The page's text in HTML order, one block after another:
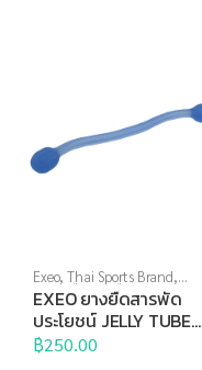
Exeo,Thai Sports Brand,
บริหารมือ,ยางยืด,สร้างกล้าม
เนื้อ,อุปกรณ์คลายกล้ามเนื้อ
อุปกรณ์บริหารกาย, อุปกรณ์ยืด
เหยียด,อุปกรณ์สุขภาพเพื่อผู้สูง
วัย
EXEO ยางยืดสารพัด
ประโยชน์ JELLY TUBE
DP-0936 Medium (ฟ้า)
฿250.00